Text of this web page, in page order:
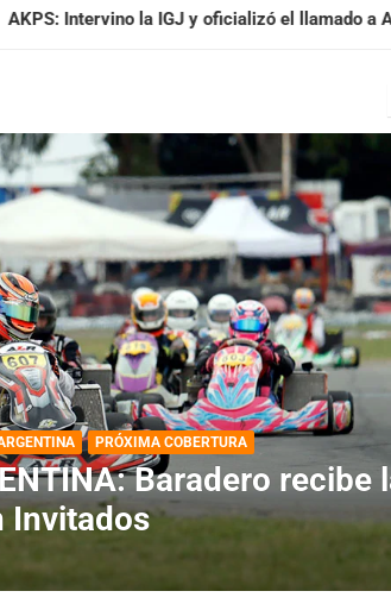
el llamado a Asamblea General Ordinaria
Horarios para la